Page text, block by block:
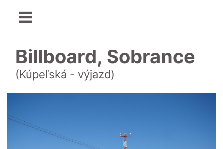
Billboard, Sobrance
(Kúpeľská - výjazd)